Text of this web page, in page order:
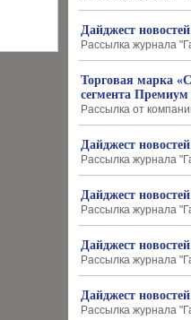
Дайджест
Рассылка журнала
Торговая марка
сегмента Премиум
Рассылка от
Дайджест
Рассылка журнала
Дайджест
Рассылка журнала
Дайджест
Рассылка журнала
Дайджест
Рассылка журнала